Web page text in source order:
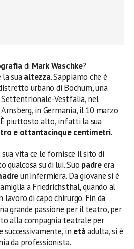
di Mark Waschke?
suaaltezza. Sappiamo che è
urbano di Bochum, una
Vestfalia, nel
in Germania, il 10 marzo
piuttosto alto, infatti la sua
e ottantacinque centimetri.
vita ce le fornisce il sito di
qualcosa su di lui. Suo padreera
un’infermiera. Da giovane si è
a Friedrichsthal, quando al
di capo chirurgo. Fin da
grande passione per il teatro, per
alla compagnia teatrale per
successivamente, in etàadulta, si è
da professionista.